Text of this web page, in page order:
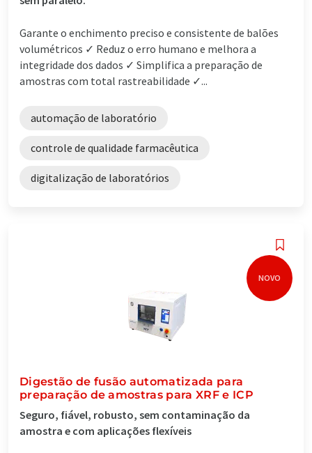
Garante o enchimento preciso e consistente de balões
volumétricos ✓ Reduz o erro humano e melhora a
integridade dos dados ✓ Simplifica a preparação de
amostras com total rastreabilidade ✓...
automação de laboratório
controle de qualidade farmacêutica
digitalização de laboratórios
NOVO
Digestão de fusão automatizada para
preparação de amostras para XRF e ICP
Seguro, fiável, robusto, sem contaminação da
amostra e com aplicações flexíveis